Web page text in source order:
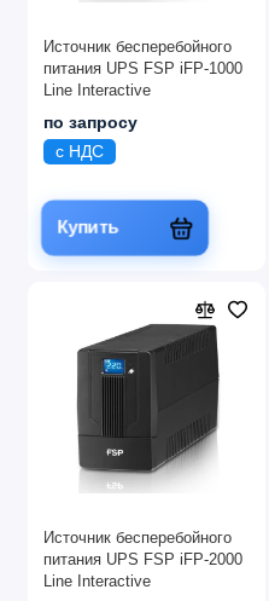
Источник бесперебойного
питания UPS FSP iFP-1000
Line Interactive
по запросу
с НДС
Купить
Источник бесперебойного
питания UPS FSP iFP-2000
Line Interactive